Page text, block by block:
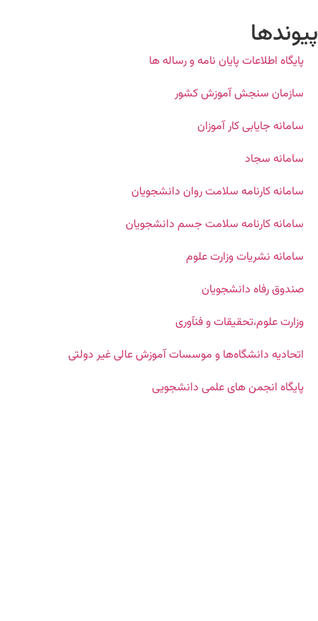
پیوندها
پایگاه اطلاعات پایان نامه و رساله ها
سازمان سنجش آموزش کشور
سامانه جایابی کار آموزان
سامانه سجاد
سامانه کارنامه سلامت روان دانشجویان
سامانه کارنامه سلامت جسم دانشجویان
سامانه نشریات وزارت علوم
صندوق رفاه دانشجویان
وزارت علوم،تحقیقات و فنآوری
اتحادیه دانشگاه‌ها و موسسات آموزش عالی غیر دولتی
پایگاه انجمن های علمی دانشجویی